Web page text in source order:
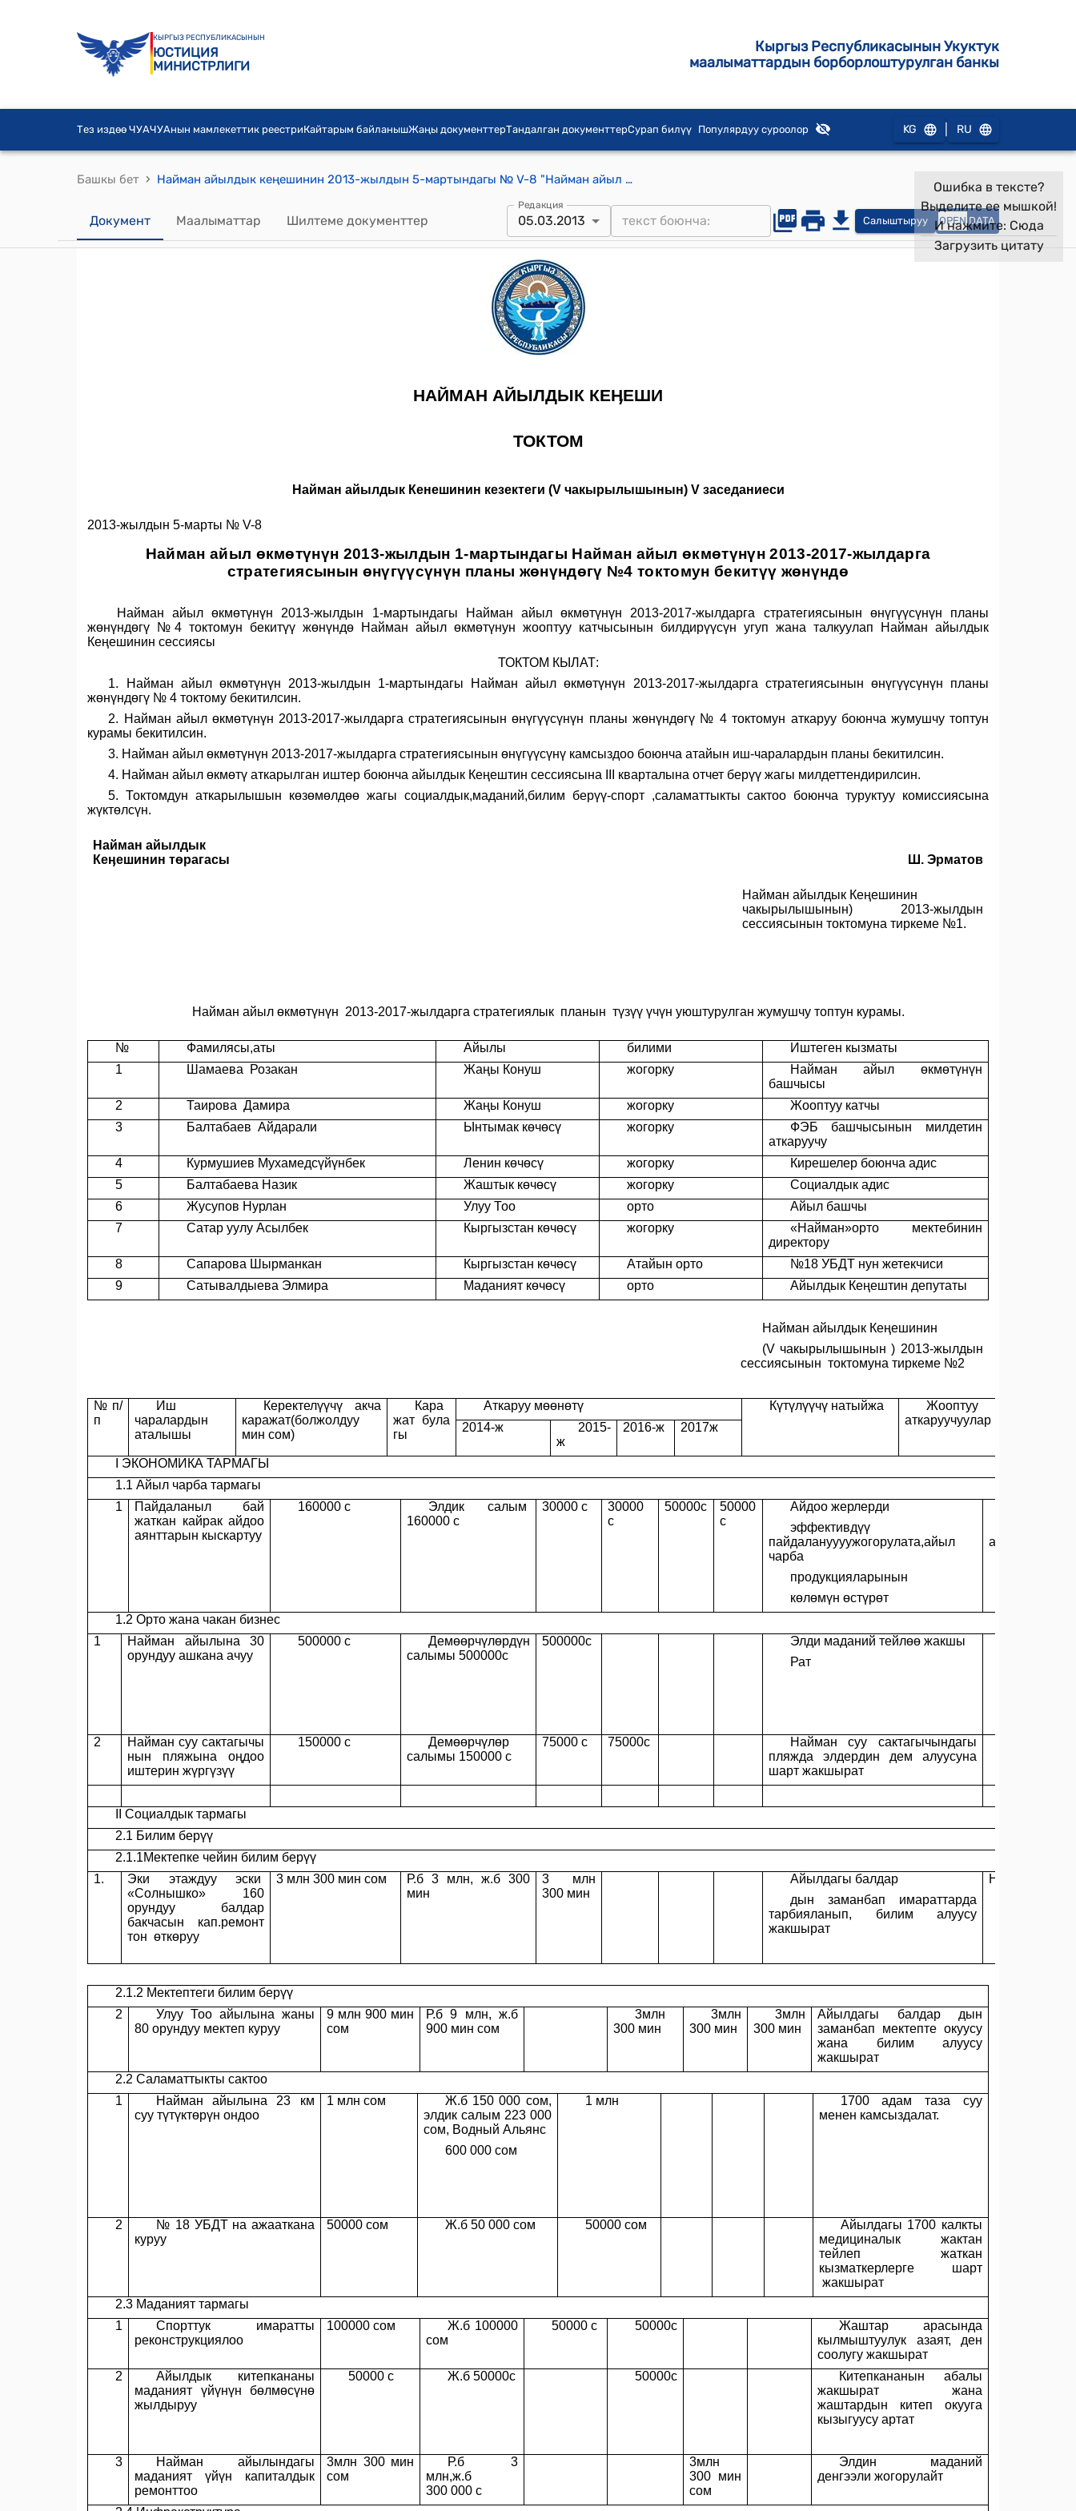
КЫРГЫЗ РЕСПУБЛИКАСЫНЫН
ЮСТИЦИЯ
МИНИСТРЛИГИ
Кыргыз Республикасынын Укуктук
маалыматтардын борборлоштурулган банкы
Тез издөө ЧУАЧУАнын мамлекеттик реестриКайтарым байланышЖаңы документтерТандалган документтерСурап билүү Популярдуу суроолор KG RU
Башкы бет › Найман айылдык кеңешинин 2013-жылдын 5-мартындагы № V-8 "Найман айыл өкмөтүнүн 2013-жылдын 1-мартындагы Найман айыл өкмөтүнүн 2013-2017-жылдарга стратегиясынын өнүгүүсүнүн планы жөнүндөгү №4 токтомун бекитүү жөнүндө" токтому
Документ Маалыматтар Шилтеме документтер
Редакция
05.03.2013 Салыштыруу OPEN DATA
Ошибка в тексте?
Выделите ее мышкой!
И нажмите: Сюда
Загрузить цитату